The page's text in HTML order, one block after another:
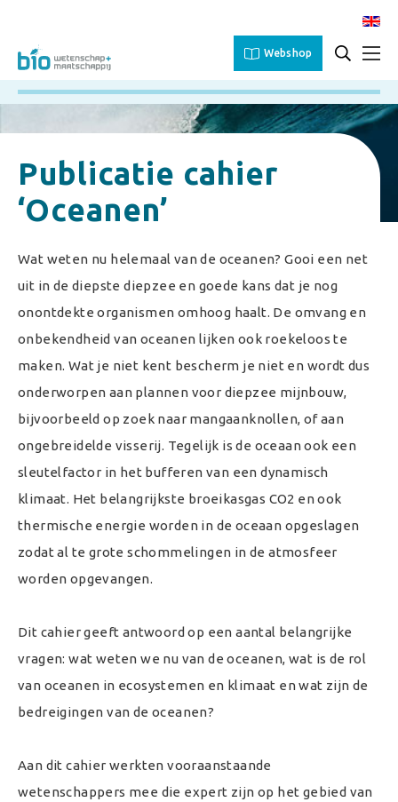
Webshop
Publicatie cahier
‘Oceanen’
Wat weten nu helemaal van de oceanen? Gooi een net
uit in de diepste diepzee en goede kans dat je nog
onontdekte organismen omhoog haalt. De omvang en
onbekendheid van oceanen lijken ook roekeloos te
maken. Wat je niet kent bescherm je niet en wordt dus
onderworpen aan plannen voor diepzee mijnbouw,
bijvoorbeeld op zoek naar mangaanknollen, of aan
ongebreidelde visserij. Tegelijk is de oceaan ook een
sleutelfactor in het bufferen van een dynamisch
klimaat. Het belangrijkste broeikasgas CO2 en ook
thermische energie worden in de oceaan opgeslagen
zodat al te grote schommelingen in de atmosfeer
worden opgevangen.
Dit cahier geeft antwoord op een aantal belangrijke
vragen: wat weten we nu van de oceanen, wat is de rol
van oceanen in ecosystemen en klimaat en wat zijn de
bedreigingen van de oceanen?
Aan dit cahier werkten vooraanstaande
wetenschappers mee die expert zijn op het gebied van